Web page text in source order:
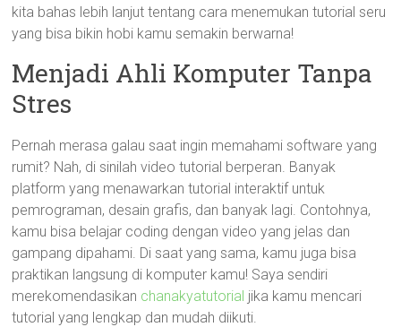
kita bahas lebih lanjut tentang cara menemukan tutorial seru
yang bisa bikin hobi kamu semakin berwarna!
Menjadi Ahli Komputer Tanpa
Stres
Pernah merasa galau saat ingin memahami software yang
rumit? Nah, di sinilah video tutorial berperan. Banyak
platform yang menawarkan tutorial interaktif untuk
pemrograman, desain grafis, dan banyak lagi. Contohnya,
kamu bisa belajar coding dengan video yang jelas dan
gampang dipahami. Di saat yang sama, kamu juga bisa
praktikan langsung di komputer kamu! Saya sendiri
merekomendasikan chanakyatutorial jika kamu mencari
tutorial yang lengkap dan mudah diikuti.